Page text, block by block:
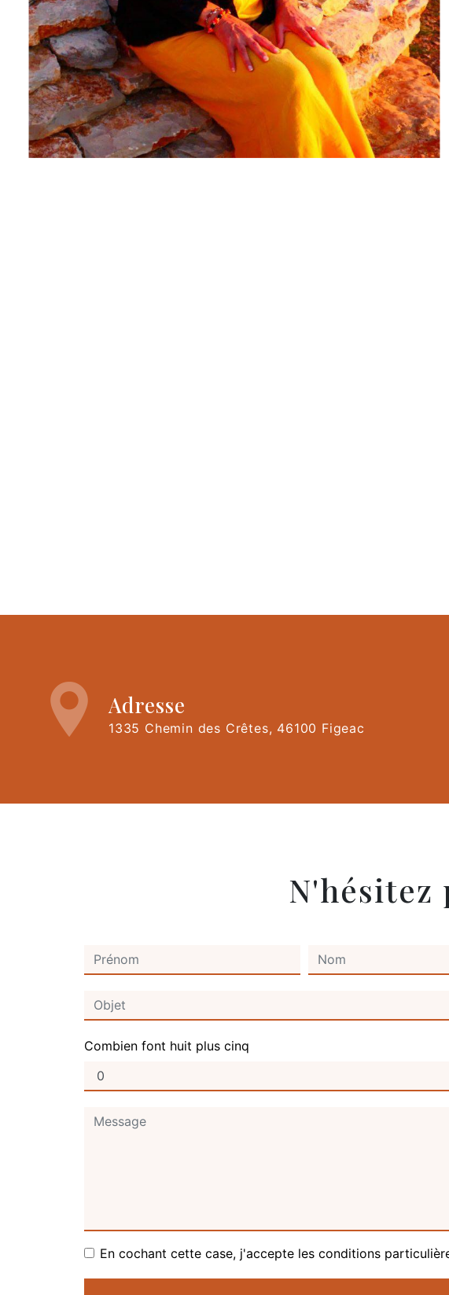
Adresse
1335 Chemin des Crêtes, 46100 Figeac
N'hésitez
Combien font huit plus cinq
En cochant cette case, j'accepte les conditions